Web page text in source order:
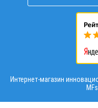
Интернет-магазин